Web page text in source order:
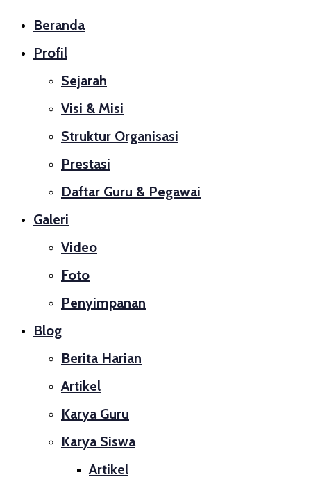
Beranda
Profil
Sejarah
Visi & Misi
Struktur Organisasi
Prestasi
Daftar Guru & Pegawai
Galeri
Video
Foto
Penyimpanan
Blog
Berita Harian
Artikel
Karya Guru
Karya Siswa
Artikel